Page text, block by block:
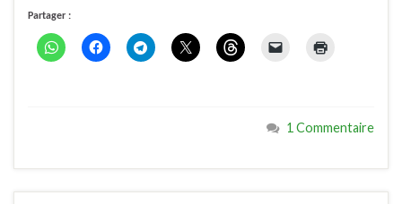
Partager :
1 Commentaire